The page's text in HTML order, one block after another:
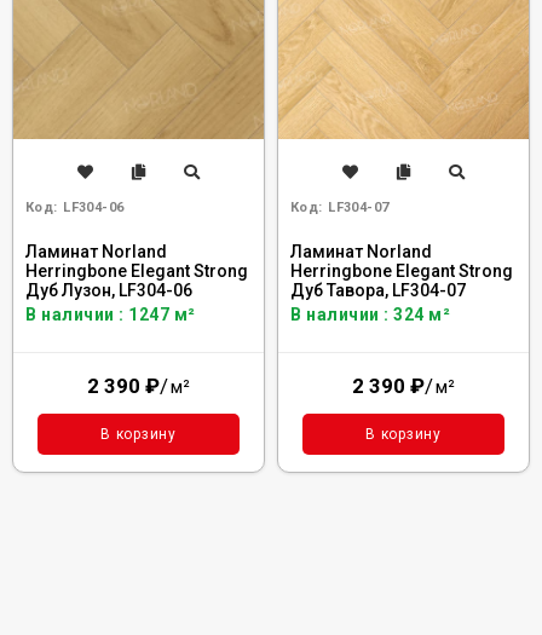
Код: LF304-06
Ламинат Norland
Herringbone Elegant Strong
Дуб Лузон, LF304-06
В наличии : 1247 м²
2 390 ₽/м²
В корзину
Код: LF304-07
Ламинат Norland
Herringbone Elegant Strong
Дуб Тавора, LF304-07
В наличии : 324 м²
2 390 ₽/м²
В корзину